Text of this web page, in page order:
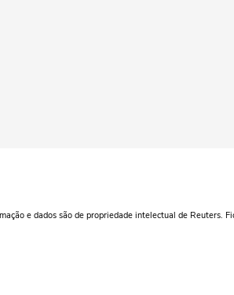
e dados são de propriedade intelectual de Reuters.